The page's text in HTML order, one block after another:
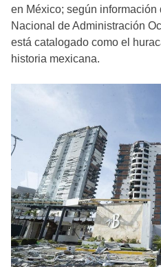
en México; según información
Nacional de Administración
está catalogado como el
historia mexicana.